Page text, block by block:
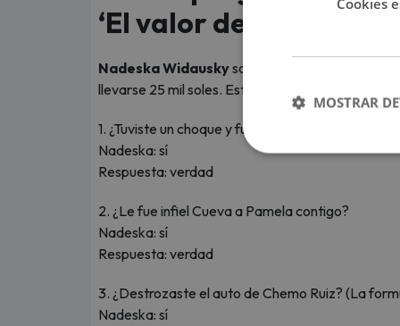
‘El valor de la verdad’
Nadeska Widauskysorprendió al contar
llevarse 25 mil soles. Estas fueron las 20
1. ¿Tuviste un choque y fuga con Christian Cueva?
Nadeska: sí
Respuesta: verdad
2. ¿Le fue infiel Cueva a Pamela contigo?
Nadeska: sí
Respuesta: verdad
3. ¿Destrozaste el auto de Chemo Ruiz? (La
Nadeska: sí
MOSTRAR